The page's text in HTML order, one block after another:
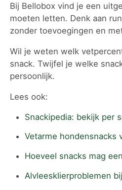
Bij Bellobox vind je een
moeten letten. Denk aan
zonder toevoegingen en
Wil je weten welk
snack. Twijfel je welke
persoonlijk.
Lees ook:
Snackipedia: bekijk per
Vetarme hondensnacks
Hoeveel snacks mag
Alvleesklierproblemen